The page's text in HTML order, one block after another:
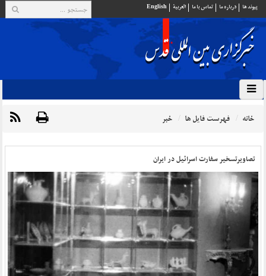
پيوند ها درباره ما تماس با ما العربية English
خانه فهرست فایل ها خبر
تصاویرتسخیر سفارت اسرائیل در ایران